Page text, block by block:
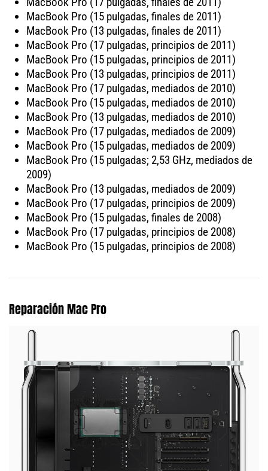
MacBook Pro (15 pulgadas, finales de 2011)
MacBook Pro (13 pulgadas, finales de 2011)
MacBook Pro (17 pulgadas, principios de 2011)
MacBook Pro (15 pulgadas, principios de 2011)
MacBook Pro (13 pulgadas, principios de 2011)
MacBook Pro (17 pulgadas, mediados de 2010)
MacBook Pro (15 pulgadas, mediados de 2010)
MacBook Pro (13 pulgadas, mediados de 2010)
MacBook Pro (17 pulgadas, mediados de 2009)
MacBook Pro (15 pulgadas, mediados de 2009)
MacBook Pro (15 pulgadas; 2,53 GHz, mediados de
2009)
MacBook Pro (13 pulgadas, mediados de 2009)
MacBook Pro (17 pulgadas, principios de 2009)
MacBook Pro (15 pulgadas, finales de 2008)
MacBook Pro (17 pulgadas, principios de 2008)
MacBook Pro (15 pulgadas, principios de 2008)
Reparación Mac Pro